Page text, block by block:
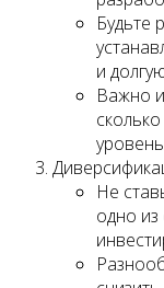
Будьте
и
Важно
Не
одно